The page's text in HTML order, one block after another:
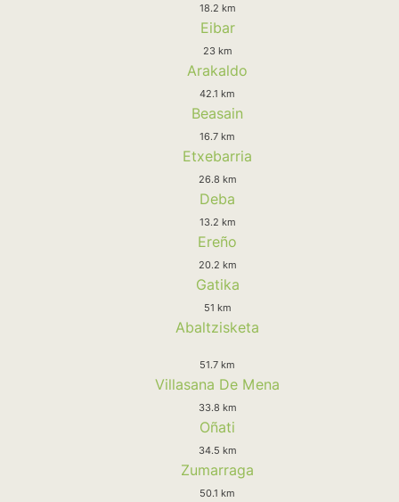
18.2 km
Eibar
23 km
Arakaldo
42.1 km
Beasain
16.7 km
Etxebarria
26.8 km
Deba
13.2 km
Ereño
20.2 km
Gatika
51 km
Abaltzisketa
51.7 km
Villasana De Mena
33.8 km
Oñati
34.5 km
Zumarraga
50.1 km